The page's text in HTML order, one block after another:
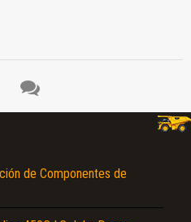
de Componentes de
según el contenido.